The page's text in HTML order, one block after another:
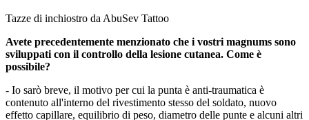
Tazze di inchiostro da AbuSev Tattoo
Avete precedentemente menzionato che i vostri magnums sono
sviluppati con il controllo della lesione cutanea. Come è
possibile?
- Io sarò breve, il motivo per cui la punta è anti-traumatica è
contenuto all'interno del rivestimento stesso del soldato, nuovo
effetto capillare, equilibrio di peso, diametro delle punte e alcuni altri